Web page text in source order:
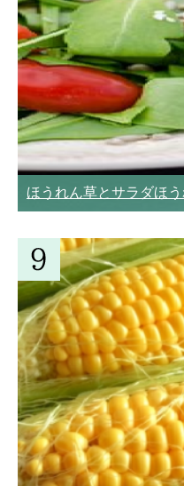
ほうれん草とサラダほ